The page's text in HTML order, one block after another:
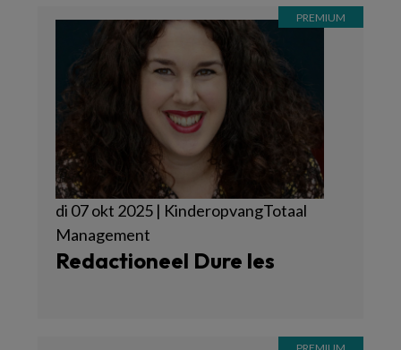
di 07 okt 2025 | KinderopvangTotaal
Management
Redactioneel Dure les